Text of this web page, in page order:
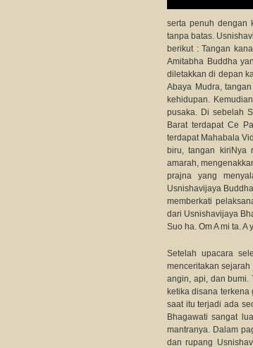
serta penuh dengan
tanpa batas.
berikut : Tangan
Amitabha Buddha
diletakkan di depan
Abaya Mudra,
kehidupan.
pusaka. Di sebelah
Barat terdapat Ce
terdapat Mahabala
biru, tangan kiriNya
amarah,
prajna yang
Usnishavijaya
memberkati
dari Usnishavijaya
Suo ha. Om A mi ta. A
Setelah upacara
menceritakan
angin, api, dan bumi.
ketika disana
saat itu terjadi ada
Bhagawati sangat
mantranya. Dalam
dan rupang